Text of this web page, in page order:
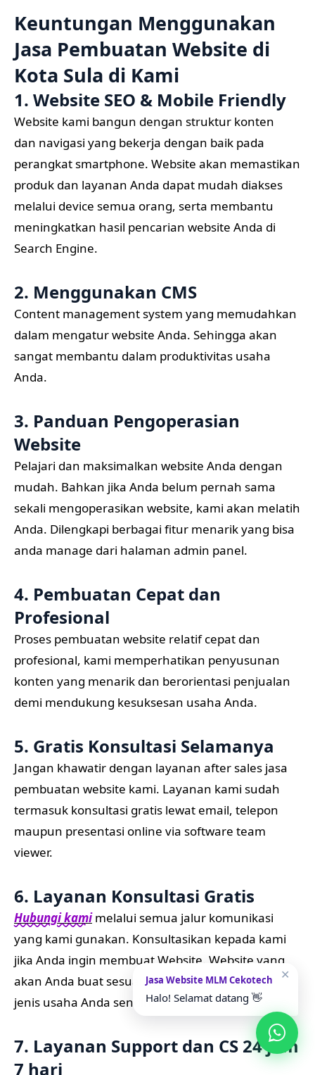
Keuntungan Menggunakan
Jasa Pembuatan Website di
Kota Sula di Kami
1. Website SEO & Mobile Friendly
Website kami bangun dengan struktur konten
dan navigasi yang bekerja dengan baik pada
perangkat smartphone. Website akan memastikan
produk dan layanan Anda dapat mudah diakses
melalui device semua orang, serta membantu
meningkatkan hasil pencarian website Anda di
Search Engine.
2. Menggunakan CMS
Content management system yang memudahkan
dalam mengatur website Anda. Sehingga akan
sangat membantu dalam produktivitas usaha
Anda.
3. Panduan Pengoperasian
Website
Pelajari dan maksimalkan website Anda dengan
mudah. Bahkan jika Anda belum pernah sama
sekali mengoperasikan website, kami akan melatih
Anda. Dilengkapi berbagai fitur menarik yang bisa
anda manage dari halaman admin panel.
4. Pembuatan Cepat dan
Profesional
Proses pembuatan website relatif cepat dan
profesional, kami memperhatikan penyusunan
konten yang menarik dan berorientasi penjualan
demi mendukung kesuksesan usaha Anda.
5. Gratis Konsultasi Selamanya
Jangan khawatir dengan layanan after sales jasa
pembuatan website kami. Layanan kami sudah
termasuk konsultasi gratis lewat email, telepon
maupun presentasi online via software team
viewer.
6. Layanan Konsultasi Gratis
Hubungi kamimelalui semua jalur komunikasi
yang kami gunakan. Konsultasikan kepada kami
jika Anda ingin membuat Website. Website yang
akan Anda buat sesuai dengan Keinginan dan
jenis usaha Anda sendiri.
7. Layanan Support dan CS 24 jam
7 hari
✕
Jasa Website MLM Cekotech
Halo! Selamat datang 👋